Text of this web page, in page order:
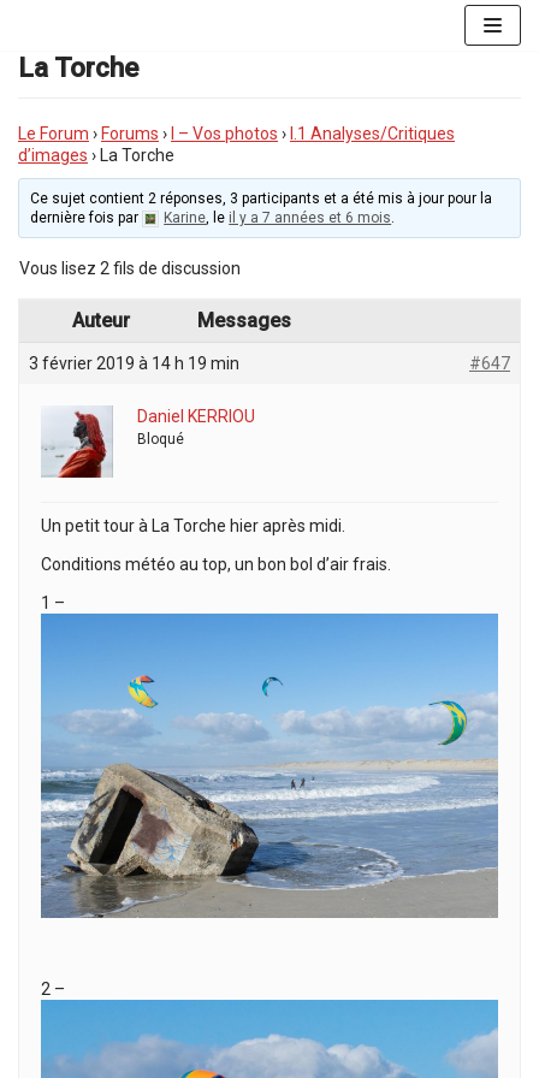
au
contenu
La Torche
Le Forum › Forums › I – Vos photos ›
I.1 Analyses/Critiques
d’images › La Torche
Ce sujet contient 2 réponses, 3 participants et a été mis à jour pour la
dernière fois par
Karine, le il y a 7 années et 6 mois.
Vous lisez 2 fils de discussion
Auteur Messages
3 février 2019 à 14 h 19 min #647
Daniel KERRIOU
Bloqué
Un petit tour à La Torche hier après midi.
Conditions météo au top, un bon bol d’air frais.
1 –
2 –